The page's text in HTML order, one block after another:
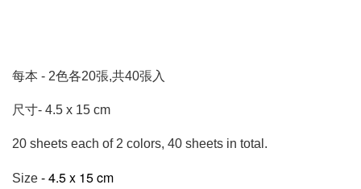
每本 - 2色各20張,共40張入
尺寸- 4.5 x 15 cm
20 sheets each of 2 colors, 40 sheets in total.
Size - 4.5 x 15 cm